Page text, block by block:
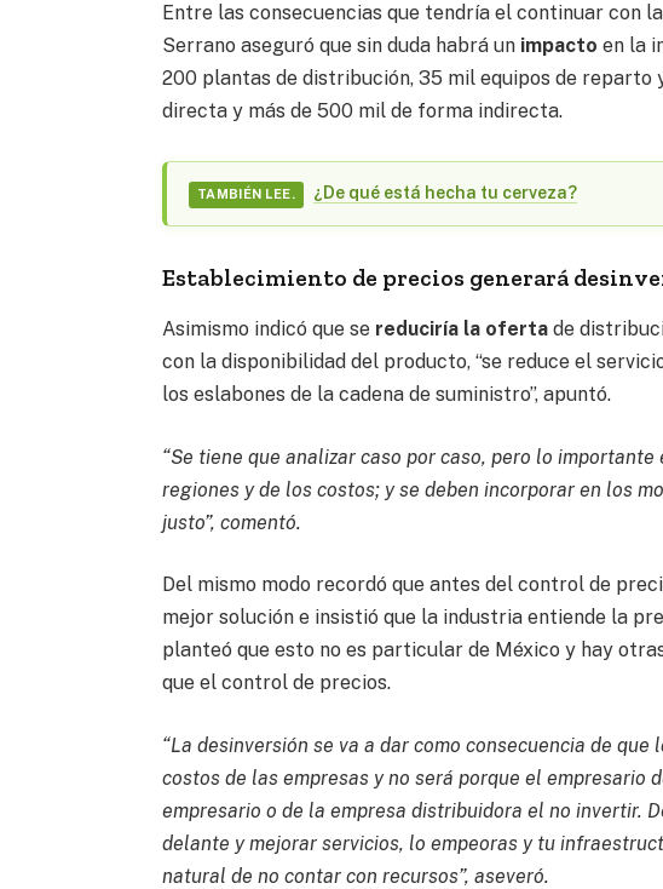
Entre las consecuencias que tendría el continuar con
Serrano aseguró que sin duda habrá un impacto en la
200 plantas de distribución, 35 mil equipos de reparto
directa y más de 500 mil de forma indirecta.
TAMBIÉN LEE. ¿De qué está hecha tu cerveza?
Establecimiento de precios generará
Asimismo indicó que se reduciría la oferta de
con la disponibilidad del producto, “se reduce el
los eslabones de la cadena de suministro”, apuntó.
“Se tiene que analizar caso por caso, pero lo
regiones y de los costos; y se deben incorporar en los
justo”, comentó.
Del mismo modo recordó que antes del control de
mejor solución e insistió que la industria entiende la
planteó que esto no es particular de México y hay
que el control de precios.
“La desinversión se va a dar como consecuencia de
costos de las empresas y no será porque el empresario
empresario o de la empresa distribuidora el no invertir.
delante y mejorar servicios, lo empeoras y tu
natural de no contar con recursos”, aseveró.